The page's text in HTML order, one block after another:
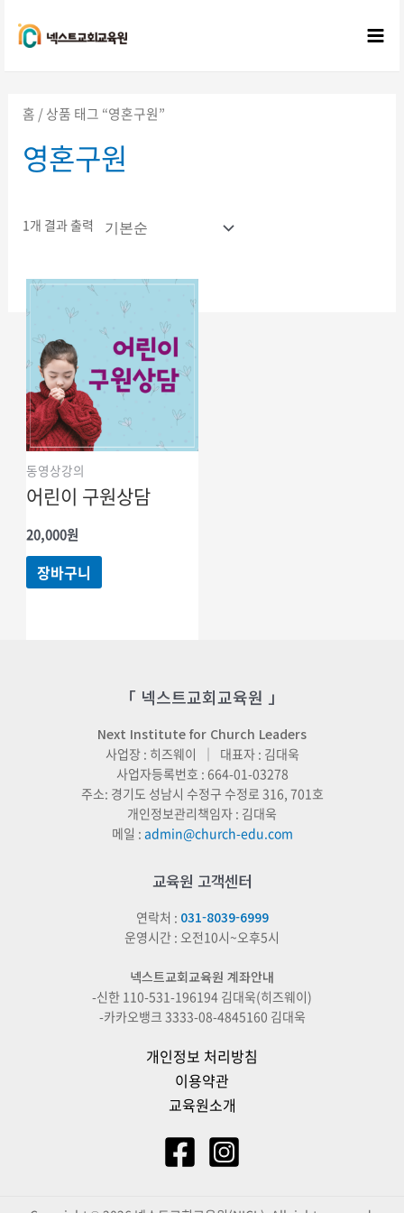
건너뛰기
홈 / 상품 태그 “영혼구원”
영혼구원
1개 결과 출력
동영상강의
어린이 구원상담
20,000원
장바구니
「 넥스트교회교육원 」
Next Institute for Church Leaders
사업장 : 히즈웨이 ｜ 대표자 : 김대욱
사업자등록번호 : 664-01-03278
주소: 경기도 성남시 수정구 수정로 316, 701호
개인정보관리책임자 : 김대욱
메일 : admin@church-edu.com
교육원 고객센터
연락처 : 031-8039-6999
운영시간 : 오전10시~오후5시
넥스트교회교육원 계좌안내
-신한 110-531-196194 김대욱(히즈웨이)
-카카오뱅크 3333-08-4845160 김대욱
개인정보 처리방침
이용약관
교육원소개